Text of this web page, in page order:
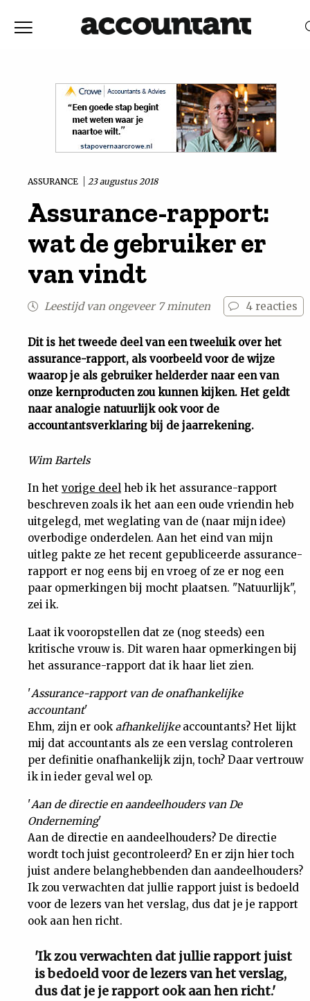
Vaktechniek
Achtergrond
Uit
Feiten
Tuchtrecht
Magazine
Podcast
Dossiers
Nieuwsbrief
ASSURANCE 23 augustus 2018
Assurance-rapport:
wat de gebruiker er
van vindt
Leestijd van ongeveer 7 minuten 4 reacties
Dit is het tweede deel van een tweeluik over het
assurance-rapport, als voorbeeld voor de wijze
waarop je als gebruiker helderder naar een van
onze kernproducten zou kunnen kijken. Het geldt
naar analogie natuurlijk ook voor de
accountantsverklaring bij de jaarrekening.
Wim Bartels
In het vorige deel heb ik het assurance-rapport
beschreven zoals ik het aan een oude vriendin heb
uitgelegd, met weglating van de (naar mijn idee)
overbodige onderdelen. Aan het eind van mijn
uitleg pakte ze het recent gepubliceerde assurance-
rapport er nog eens bij en vroeg of ze er nog een
paar opmerkingen bij mocht plaatsen. "Natuurlijk",
zei ik.
Laat ik vooropstellen dat ze (nog steeds) een
kritische vrouw is. Dit waren haar opmerkingen bij
het assurance-rapport dat ik haar liet zien.
'Assurance-rapport van de onafhankelijke
accountant'
Ehm, zijn er ook afhankelijke accountants? Het lijkt
mij dat accountants als ze een verslag controleren
per definitie onafhankelijk zijn, toch? Daar vertrouw
ik in ieder geval wel op.
'Aan de directie en aandeelhouders van De
Onderneming'
Aan de directie en aandeelhouders? De directie
wordt toch juist gecontroleerd? En er zijn hier toch
juist andere belanghebbenden dan aandeelhouders?
Ik zou verwachten dat jullie rapport juist is bedoeld
voor de lezers van het verslag, dus dat je je rapport
ook aan hen richt.
'Ik zou verwachten dat jullie rapport juist
is bedoeld voor de lezers van het verslag,
dus dat je je rapport ook aan hen richt.'
RELEVANTIEDATUM